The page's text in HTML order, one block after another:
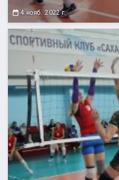
4 нояб. 2022 г.